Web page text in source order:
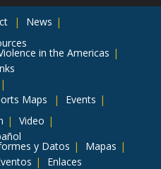
News
in the Americas
Maps
Events
Video
y Datos
Mapas
Enlaces